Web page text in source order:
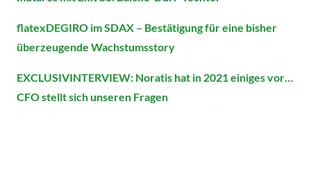
flatexDEGIRO im SDAX – Bestätigung für eine bisher
überzeugende Wachstumsstory
EXCLUSIVINTERVIEW: Noratis hat in 2021 einiges vor…
CFO stellt sich unseren Fragen